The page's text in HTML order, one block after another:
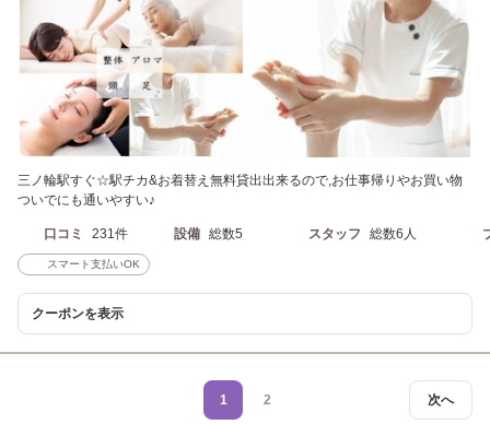
三ノ輪駅すぐ☆駅チカ&お着替え無料貸出出来るので,お仕事帰りやお買い物
ついでにも通いやすい♪
口コミ 231件 設備 総数5 スタッフ 総数6人
スマート支払いOK
クーポンを表示
次へ
1 2